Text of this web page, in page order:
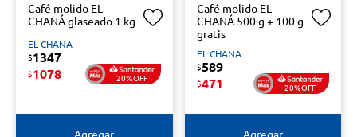
Café molido EL
CHANÁ glaseado 1 kg
EL CHANA
$1347
$1078 20%OFF
Agregar
Café molido EL
CHANÁ 500 g + 100 g
gratis
EL CHANA
$589
$471 20%OFF
Agregar